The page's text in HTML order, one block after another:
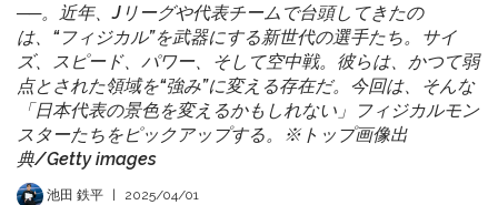
──。近年、Jリーグや代表チームで台頭してきたの
は、“フィジカル”を武器にする新世代の選手たち。サイ
ズ、スピード、パワー、そして空中戦。彼らは、かつて弱
点とされた領域を“強み”に変える存在だ。今回は、そんな
「日本代表の景色を変えるかもしれない」フィジカルモン
スターたちをピックアップする。※トップ画像出
典/Getty images
池田 鉄平
2025/04/01